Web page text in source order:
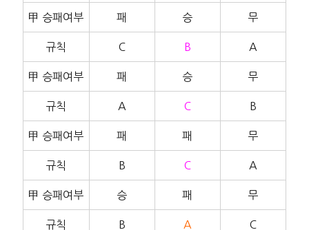
甲 승패여부 패 승 무
규칙 C B A
甲 승패여부 패 승 무
규칙 A C B
甲 승패여부 패 패 무
규칙 B C A
甲 승패여부 승 패 무
규칙 B A C